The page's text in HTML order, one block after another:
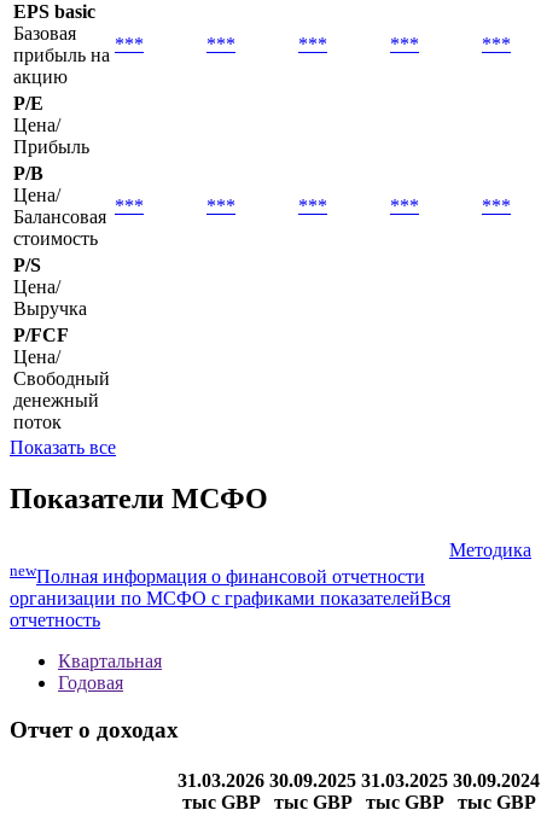
EPS basic
Базовая
прибыль на
акцию
*** *** *** *** ***
P/E
Цена/
Прибыль
P/B
Цена/
Балансовая
стоимость
*** *** *** *** ***
P/S
Цена/
Выручка
P/FCF
Цена/
Свободный
денежный
поток
Показать все
Показатели МСФО
Методика
newПолная информация о финансовой отчетности
организации по МСФО с графиками показателейВся
отчетность
Квартальная
Годовая
Отчет о доходах
31.03.2026
тыс GBP
30.09.2025
тыс GBP
31.03.2025
тыс GBP
30.09.2024
тыс GBP